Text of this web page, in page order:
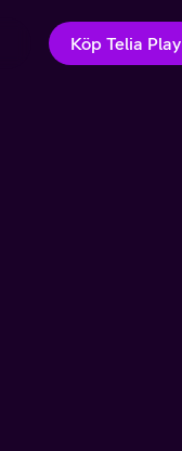
Köp Telia Play